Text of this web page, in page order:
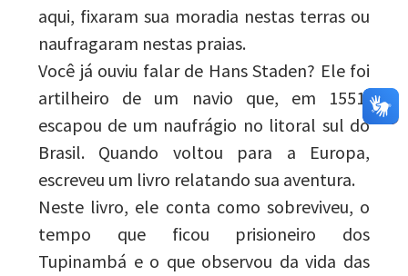
aqui, fixaram sua moradia nestas terras ou
naufragaram nestas praias.
Você já ouviu falar de Hans Staden? Ele foi
artilheiro de um navio que, em 1551,
escapou de um naufrágio no litoral sul do
Brasil. Quando voltou para a Europa,
escreveu um livro relatando sua aventura.
Neste livro, ele conta como sobreviveu, o
tempo que ficou prisioneiro dos
Tupinambá e o que observou da vida das